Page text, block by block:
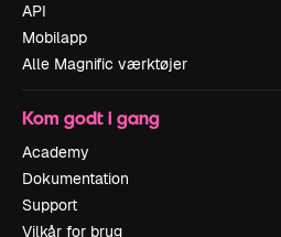
API
Mobilapp
Alle Magnific værktøjer
Kom godt i gang
Academy
Dokumentation
Support
Vilkår for brug